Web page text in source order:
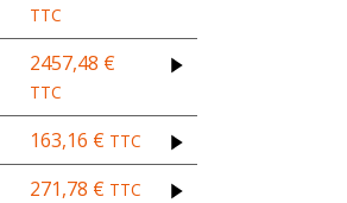
TTC
2457,48 €
TTC
163,16 € TTC
271,78 € TTC